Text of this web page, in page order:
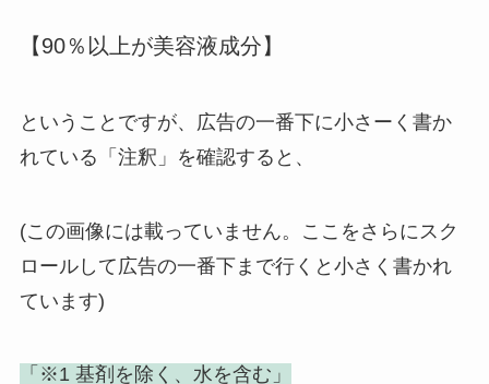
【90％以上が美容液成分】
ということですが、広告の一番下に小さーく書か
れている「注釈」を確認すると、
(この画像には載っていません。ここをさらにスク
ロールして広告の一番下まで行くと小さく書かれ
ています)
「※1 基剤を除く、水を含む」